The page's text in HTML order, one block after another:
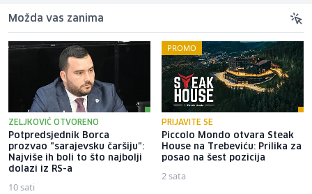
Možda vas zanima
ZELJKOVIĆ OTVORENO
Potpredsjednik Borca
prozvao "sarajevsku čaršiju":
Najviše ih boli to što najbolji
dolazi iz RS-a
10 sati
PROMO
PRIJAVITE SE
Piccolo Mondo otvara Steak
House na Trebeviću: Prilika za
posao na šest pozicija
2 sata